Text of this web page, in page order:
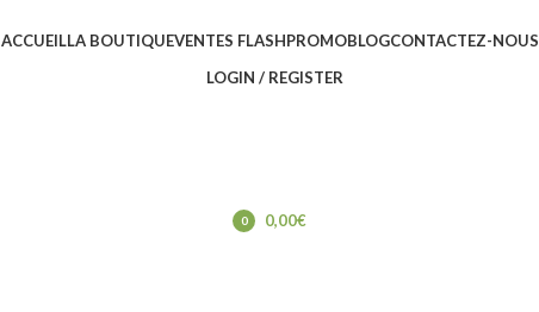
ACCUEILLA BOUTIQUEVENTES FLASHPROMOBLOGCONTACTEZ-NOUS
LOGIN / REGISTER
0
0,00€